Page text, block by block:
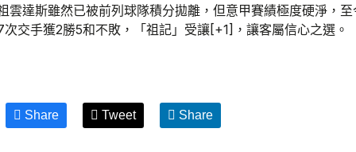
雲達斯雖然已被前列球隊積分拋離，但意甲賽績極度硬淨，
交手獲2勝5和不敗，「祖記」受讓[+1]，讓客屬信心之選。
Share Tweet Share